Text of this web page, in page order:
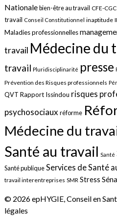
Nationale bien-être au travail CFE-CGC
travail Conseil Constitutionnel inaptitude
Maladies professionnelles
travail Médecine du
travail Pluridisciplinarité presse
Prévention des Risques professionnels
QVT Rapport Issindou risques
psychosociauxréforme
Médecine du
Santé au travail Santé
Santé publiqueServices de Santé
travail interentreprises SMR Stress
© 2026 epHYGIE, Conseil en
légales